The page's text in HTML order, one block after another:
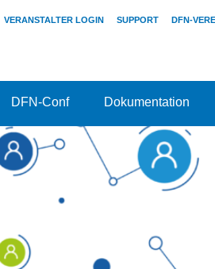
VERANSTALTER LOGIN SUPPORT DFN-
DFN-Conf Dokumentation